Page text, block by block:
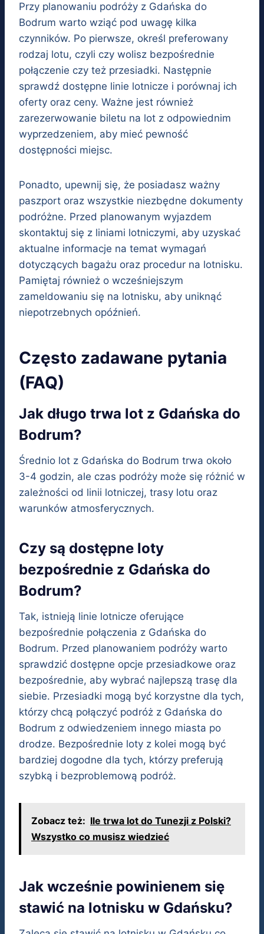
Przy planowaniu podróży z Gdańska do
Bodrum warto wziąć pod uwagę kilka
czynników. Po pierwsze, określ preferowany
rodzaj lotu, czyli czy wolisz bezpośrednie
połączenie czy też przesiadki. Następnie
sprawdź dostępne linie lotnicze i porównaj ich
oferty oraz ceny. Ważne jest również
zarezerwowanie biletu na lot z odpowiednim
wyprzedzeniem, aby mieć pewność
dostępności miejsc.
Ponadto, upewnij się, że posiadasz ważny
paszport oraz wszystkie niezbędne dokumenty
podróżne. Przed planowanym wyjazdem
skontaktuj się z liniami lotniczymi, aby uzyskać
aktualne informacje na temat wymagań
dotyczących bagażu oraz procedur na lotnisku.
Pamiętaj również o wcześniejszym
zameldowaniu się na lotnisku, aby uniknąć
niepotrzebnych opóźnień.
Często zadawane pytania
(FAQ)
Jak długo trwa lot z Gdańska do
Bodrum?
Średnio lot z Gdańska do Bodrum trwa około
3-4 godzin, ale czas podróży może się różnić w
zależności od linii lotniczej, trasy lotu oraz
warunków atmosferycznych.
Czy są dostępne loty
bezpośrednie z Gdańska do
Bodrum?
Tak, istnieją linie lotnicze oferujące
bezpośrednie połączenia z Gdańska do
Bodrum. Przed planowaniem podróży warto
sprawdzić dostępne opcje przesiadkowe oraz
bezpośrednie, aby wybrać najlepszą trasę dla
siebie. Przesiadki mogą być korzystne dla tych,
którzy chcą połączyć podróż z Gdańska do
Bodrum z odwiedzeniem innego miasta po
drodze. Bezpośrednie loty z kolei mogą być
bardziej dogodne dla tych, którzy preferują
szybką i bezproblemową podróż.
Zobacz też: Ile trwa lot do Tunezji z Polski?
Wszystko co musisz wiedzieć
Jak wcześnie powinienem się
stawić na lotnisku w Gdańsku?